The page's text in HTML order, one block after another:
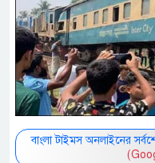
বাংলা টাইমস অনলাইনের